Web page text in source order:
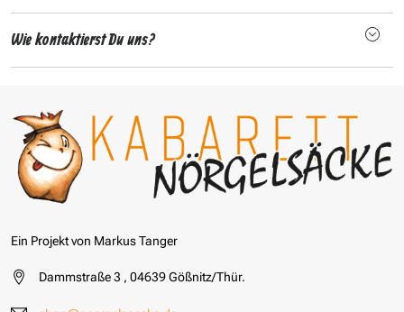
Wie kontaktierst Du uns?
Ein Projekt von Markus Tanger
Dammstraße 3 , 04639 Gößnitz/Thür.